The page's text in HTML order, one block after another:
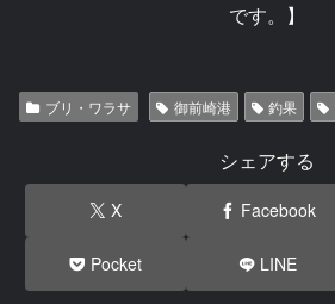
です。】
ブリ・ワラサ 御前崎港 釣果
シェアする
X Facebook
Pocket LINE